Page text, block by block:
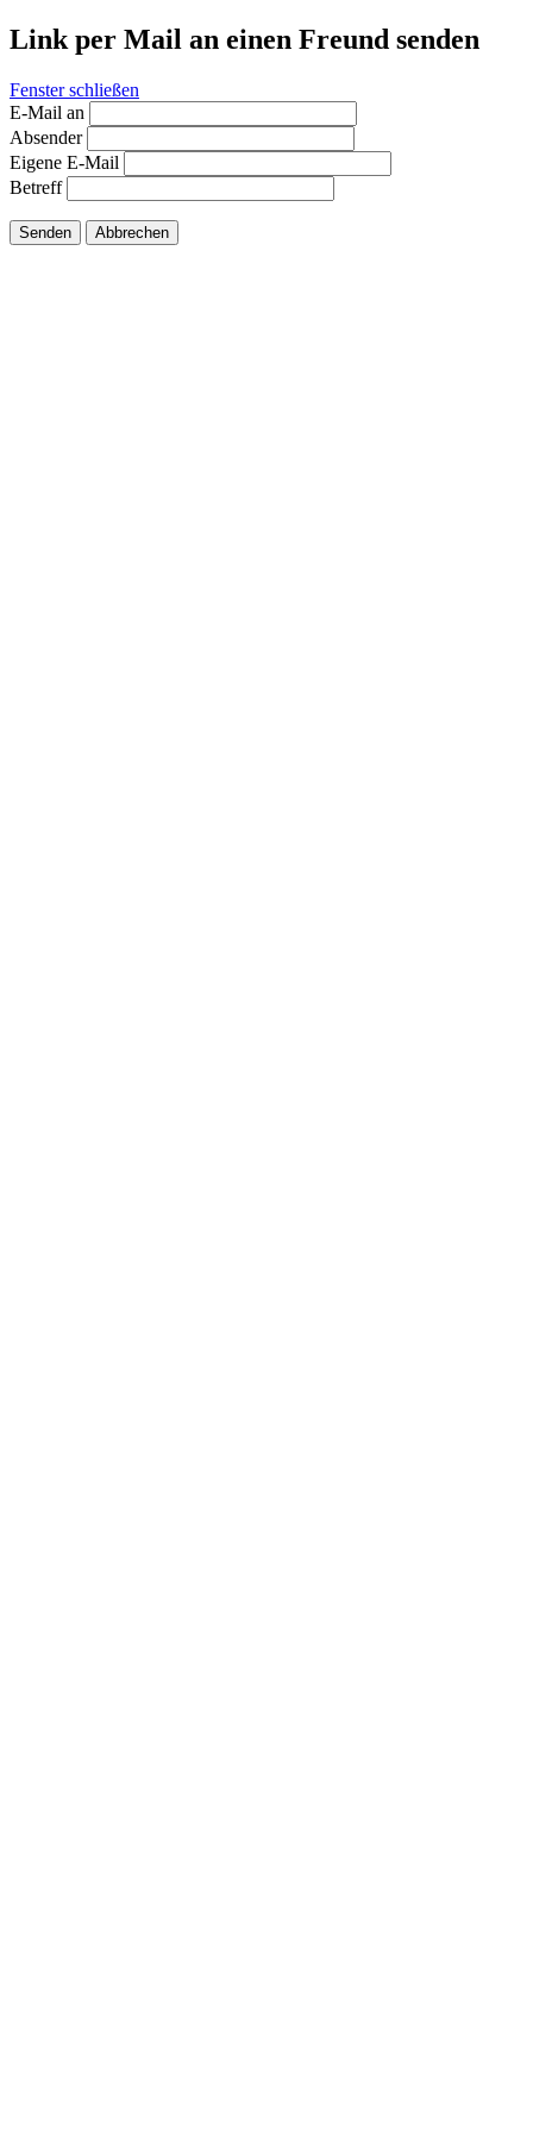
Link per Mail an einen Freund senden
Fenster schließen
E-Mail an
Absender
Eigene E-Mail
Betreff
Senden Abbrechen